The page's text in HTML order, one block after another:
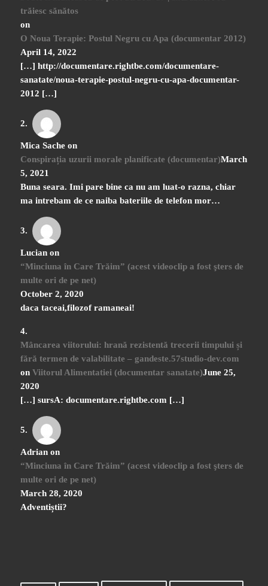
trăiesc sănătos
on
O Noua Terapie: Postul Negru cu Apa (documentar 2012)
April 14, 2022
[…] http://documentare.rightbe.com/documentare-
sanatate/noua-terapie-postul-negru-cu-apa-documentar-
2012 […]
Mica Sache on
Conspirația uzurii morale planificate (documentar)March
5, 2021
Buna seara. Imi pare bine ca nu am luat-o razna, chiar
ma intrebam de ce naiba bateriile de telefon mor…
Lucian on
“Minciuna în Care Trăim” (acest videoclip a fost şters de
multe ori de pe net)
October 2, 2020
daca taceai,filozof ramaneai!
Mâncarea viitorului: hrană rezistentă trecerii timpului și
fără termen de valabilitate – gandeste.57studio-dev.com
onViitorul Alimentatiei (documentar sanatate)June 25,
2020
[…] sursA: documentare.rightbe.com […]
Adrian on
“Minciuna în Care Trăim” (acest videoclip a fost şters de
multe ori de pe net)
March 28, 2020
Adventiștii?